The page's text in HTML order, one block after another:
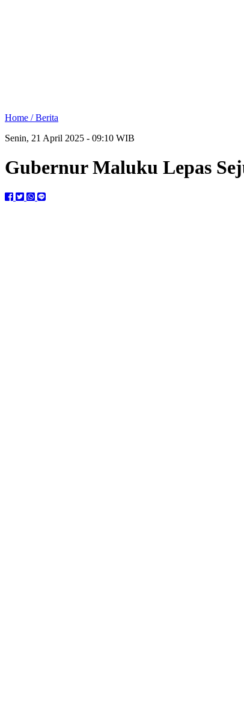
Home /Berita
Senin, 21 April 2025 - 09:10 WIB
Gubernur Maluku Lepas